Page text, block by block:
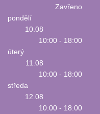
Zavřeno
pondělí
10.08
10:00 - 18:00
úterý
11.08
10:00 - 18:00
středa
12.08
10:00 - 18:00